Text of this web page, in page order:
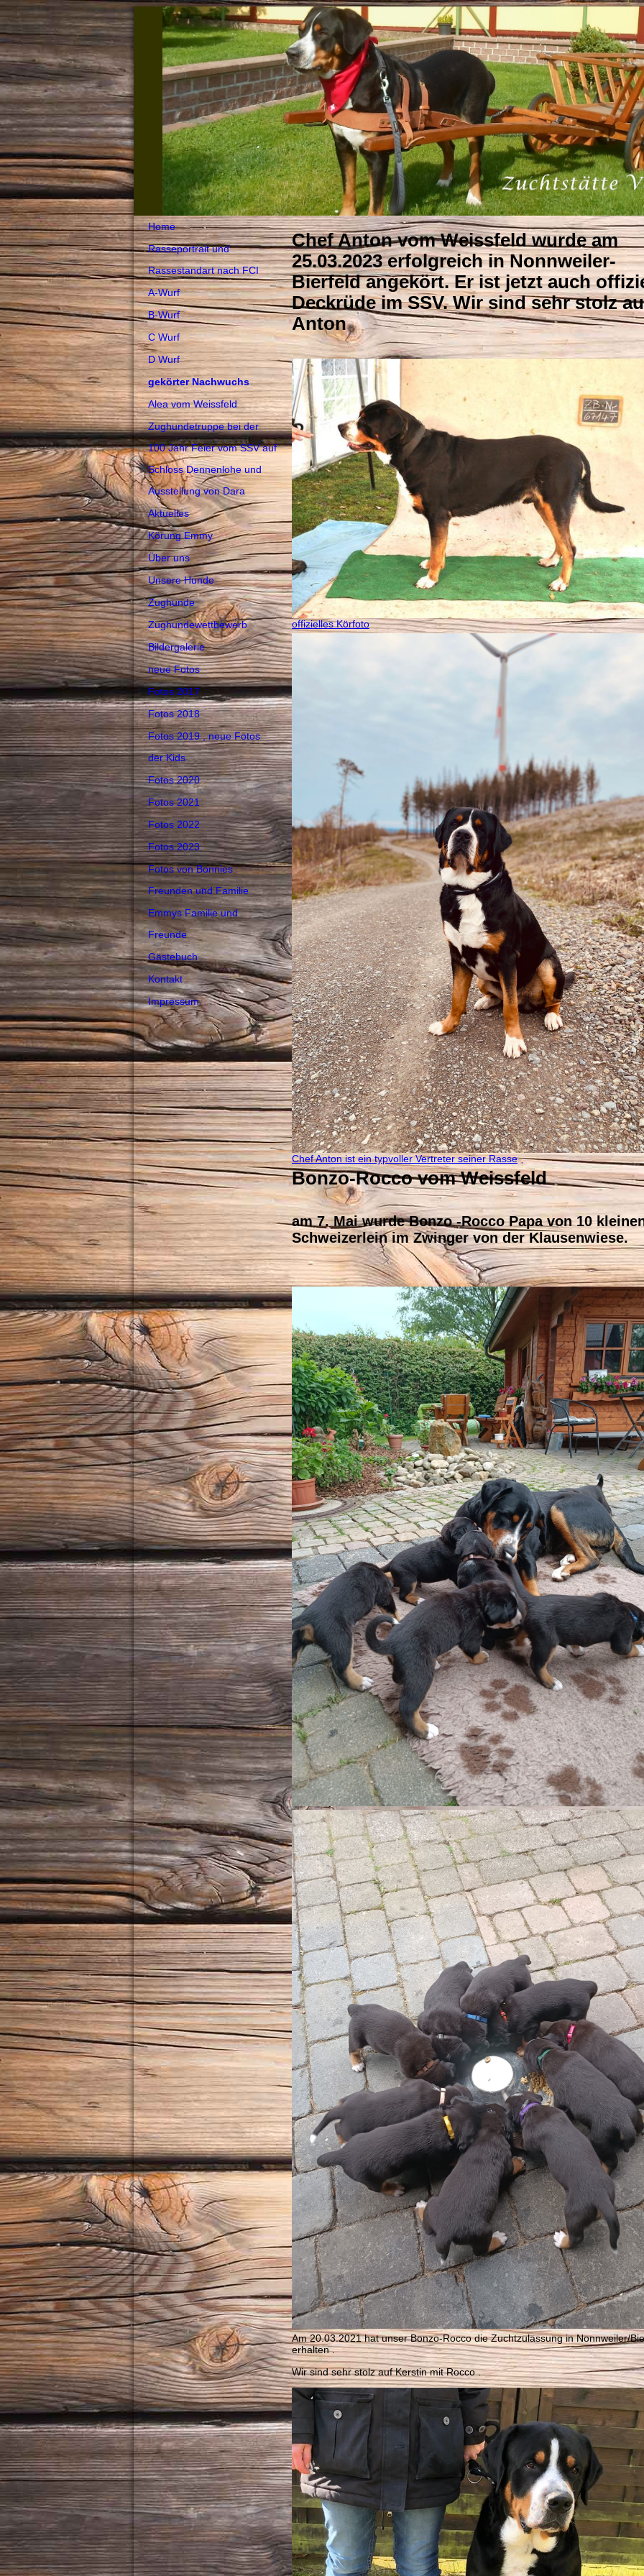
Home
Rasseportrait und
Rassestandart nach FCI
A-Wurf
B-Wurf
C Wurf
D Wurf
gekörter Nachwuchs
Alea vom Weissfeld
Zughundetruppe bei der
100 Jahr Feier vom SSV auf
Schloss Dennenlohe und
Ausstellung von Dara
Aktuelles
Körung Emmy
Über uns
Unsere Hunde
Zughunde
Zughundewettbewerb
Bildergalerie
neue Fotos
Fotos 2017
Fotos 2018
Fotos 2019 , neue Fotos
der Kids
Fotos 2020
Fotos 2021
Fotos 2022
Fotos 2023
Fotos von Bonnies
Freunden und Familie
Emmys Familie und
Freunde
Gästebuch
Kontakt
Impressum
Chef Anton vom Weissfeld wurde am
25.03.2023 erfolgreich in Nonnweiler-
Bierfeld angekört. Er ist jetzt auch
Deckrüde im SSV. Wir sind sehr stolz
Anton
offizielles Körfoto
Chef Anton ist ein typvoller Vertreter seiner Rasse
Bonzo-Rocco vom Weissfeld
am 7. Mai wurde Bonzo -Rocco Papa von 10
Schweizerlein im Zwinger von der Klausenwiese.
Am 20.03.2021 hat unser Bonzo-Rocco die Zuchtzulassung in Nonnweiler/
erhalten .
Wir sind sehr stolz auf Kerstin mit Rocco .